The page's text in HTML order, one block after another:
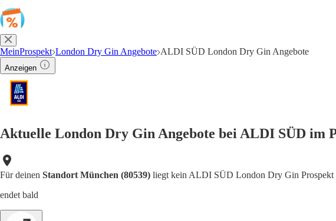
MeinProspekt London Dry Gin Angebote ALDI SÜD London Dry Gin Angebote
Anzeigen
Aktuelle London Dry Gin Angebote bei ALDI SÜD im
Für deinen Standort München (80539) liegt kein ALDI SÜD London Dry Gin Prospekt
endet bald